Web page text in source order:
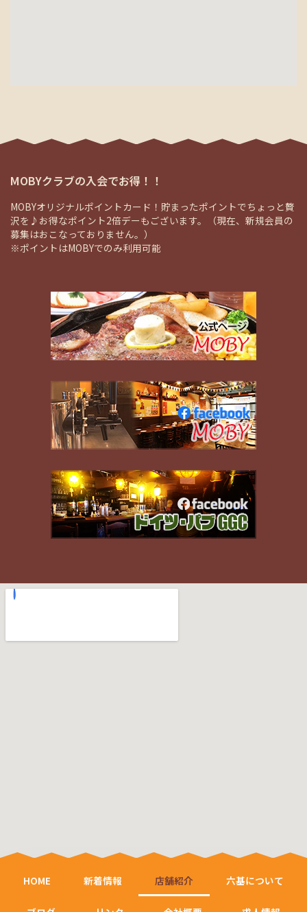
MOBYクラブの入会でお得！！
MOBYオリジナルポイントカード！貯まったポイントでちょっと贅
沢を♪お得なポイント2倍デーもございます。（現在、新規会員の
募集はおこなっておりません。）
※ポイントはMOBYでのみ利用可能
HOME 新着情報 店舗紹介 六基について